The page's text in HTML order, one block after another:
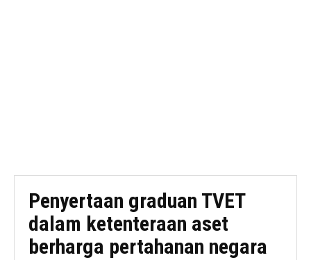
Penyertaan graduan TVET
dalam ketenteraan aset
berharga pertahanan negara